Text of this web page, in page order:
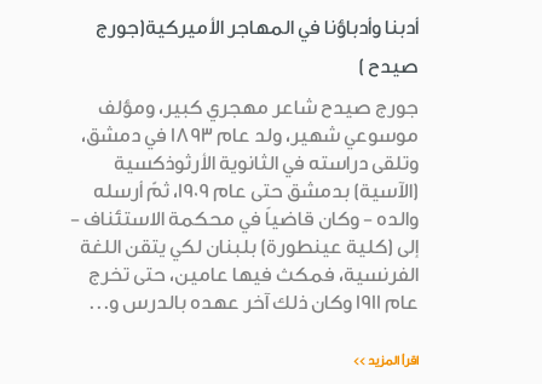
أدبنا وأدباؤنا في المهاجر الأميركية(جورج
صيدح )
جورج صيدح شاعر مهجري كبير، ومؤلف
موسوعي شهير، ولد عام 1893 في دمشق،
وتلقى دراسته في الثانوية الأرثوذكسية
(الآسية) بدمشق حتى عام 1909، ثمّ أرسله
والده - وكان قاضياً في محكمة الاستئناف -
إلى (كلية عينطورة) بلبنان لكي يتقن اللغة
الفرنسية، فمكث فيها عامين، حتى تخرج
عام 1911 وكان ذلك آخر عهده بالدرس و...
اقرأ المزيد >>